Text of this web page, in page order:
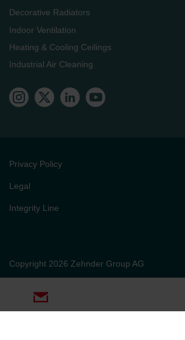
Decorative Radiators
Indoor Ventilation
Heating & Cooling Ceilings
Industrial Air Cleaning
Copyright 2026 Zehnder Group AG
Privacy Policy
Legal
Integrity Line